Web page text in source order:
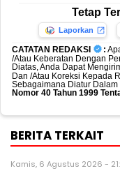
Tetap
Laporkan
CATATAN REDAKSI :
/Atau Keberatan Dengan
Diatas, Anda Dapat
Dan /Atau Koreksi Kepada
Sebagaimana Diatur Dalam
Nomor 40 Tahun 1999
BERITA TERKAIT
Kamis, 6 Agustus 2026 -